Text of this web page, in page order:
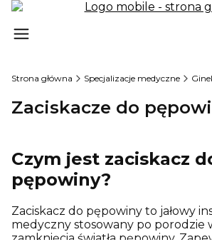
Strona główna Specjalizacje medyczne
Zaciskacze do
Czym jest zaciskacz
pępowiny?
Zaciskacz do pępowiny to jałowy
medyczny stosowany po porodzie
zamknięcia światła pępowiny.